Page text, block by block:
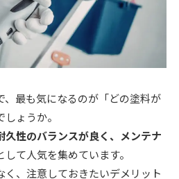
最も気になるのが「どの塗料が
ょうか。
久性のバランスが良く、メンテナ
して人気を集めています。
く、注意しておきたいデメリット